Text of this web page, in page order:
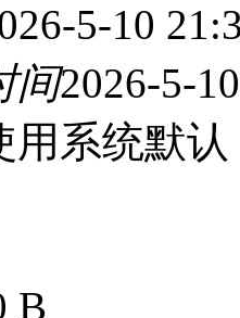
5-10
间2026-5-
用系统默认
B